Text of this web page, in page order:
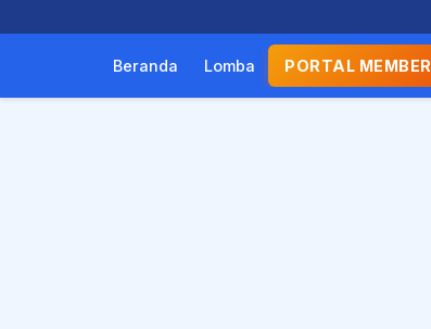
Beranda Lomba PORTAL MEMBER